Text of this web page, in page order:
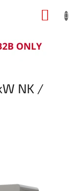
KOSÁR
NK /